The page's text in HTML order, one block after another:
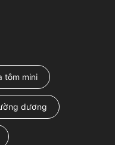
tôm mini
dương